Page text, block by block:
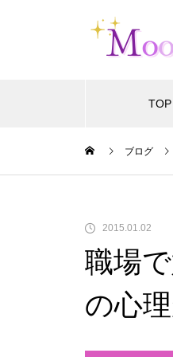
TOP
ブログ
2015.01.02
職場
の心